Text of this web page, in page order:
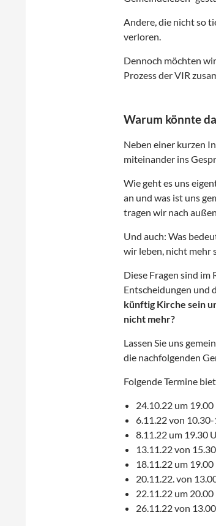
Andere, die nicht so
verloren.
Dennoch möchten
Prozess der VIR
Warum könnte
Neben einer kurzen
miteinander ins
Wie geht es uns
an und was ist uns
tragen wir nach
Und auch: Was
wir leben, nicht mehr
Diese Fragen sind im
Entscheidungen und
künftig Kirche sein
nicht mehr?
Lassen Sie uns
die nachfolgenden
Folgende Termine
24.10.22 um
6.11.22 von
8.11.22 um 19.30
13.11.22 von
18.11.22 um
20.11.22. von
22.11.22 um
26.11.22 von